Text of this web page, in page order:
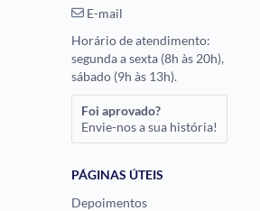
E-mail
Horário de atendimento:
segunda a sexta (8h às 20h),
sábado (9h às 13h).
Foi aprovado?
Envie-nos a sua história!
PÁGINAS ÚTEIS
Depoimentos